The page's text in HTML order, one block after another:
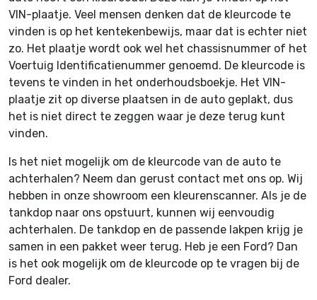
VIN-plaatje. Veel mensen denken dat de kleurcode te
vinden is op het kentekenbewijs, maar dat is echter niet
zo. Het plaatje wordt ook wel het chassisnummer of het
Voertuig Identificatienummer genoemd. De kleurcode is
tevens te vinden in het onderhoudsboekje. Het VIN-
plaatje zit op diverse plaatsen in de auto geplakt, dus
het is niet direct te zeggen waar je deze terug kunt
vinden.
Is het niet mogelijk om de kleurcode van de auto te
achterhalen? Neem dan gerust contact met ons op. Wij
hebben in onze showroom een kleurenscanner. Als je de
tankdop naar ons opstuurt, kunnen wij eenvoudig
achterhalen. De tankdop en de passende lakpen krijg je
samen in een pakket weer terug. Heb je een Ford? Dan
is het ook mogelijk om de kleurcode op te vragen bij de
Ford dealer.